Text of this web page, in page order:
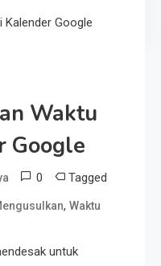
Kalender Google
Waktu
Google
0 Tagged
, Waktu
untuk